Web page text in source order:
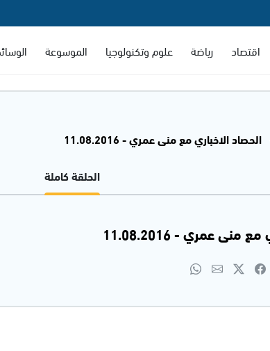
اقتصاد رياضة علوم وتكنولوجيا الموسوعة
الحصاد الاخباري مع منى عمري - 11.08.2016
الحلقة كاملة
منى عمري - 11.08.2016